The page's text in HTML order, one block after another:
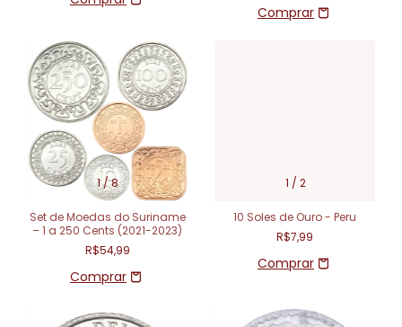
1/8
Set de Moedas do Suriname
– 1 a 250 Cents (2021-2023)
R$54,99
1 / 2
10 Soles de Ouro - Peru
R$7,99